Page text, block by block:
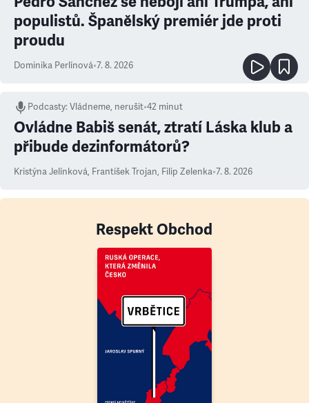
populistů. Španělský premiér jde proti
proudu
Dominika Perlínová•7. 8. 2026
Podcasty:Vládneme, nerušit•42 minut
Ovládne Babiš senát, ztratí Láska klub a
přibude dezinformátorů?
Kristýna Jelínková, František Trojan, Filip Zelenka•7. 8. 2026
Respekt Obchod